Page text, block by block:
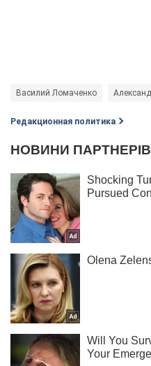
Василий Ломаченко
Редакционная политика